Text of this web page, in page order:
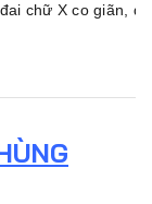
chữ X co giãn,